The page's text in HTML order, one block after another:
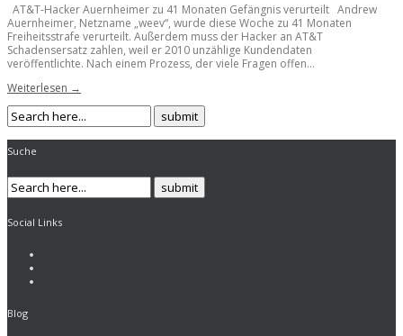
AT&T-Hacker Auernheimer zu 41 Monaten Gefängnis verurteilt Andrew
Auernheimer, Netzname „weev“, wurde diese Woche zu 41 Monaten
Freiheitsstrafe verurteilt. Außerdem muss der Hacker an AT&T
Schadensersatz zahlen, weil er 2010 unzählige Kundendaten
veröffentlichte. Nach einem Prozess, der viele Fragen offen...
Weiterlesen →
Suche
Social Links
Blog